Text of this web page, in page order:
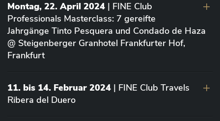
Montag, 22. April 2024 | FINE Club
Professionals Masterclass: 7 gereifte
Jahrgänge Tinto Pesquera und Condado de Haza
@ Steigenberger Granhotel Frankfurter Hof,
Frankfurt
11. bis 14. Februar 2024 | FINE Club Travels
Ribera del Duero